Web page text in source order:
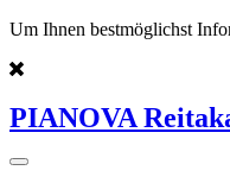
Um Ihnen bestmöglichst
PIANOVA